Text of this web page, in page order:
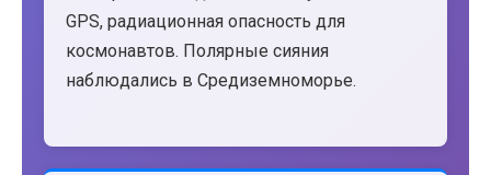
GPS, радиационная опасность для
космонавтов. Полярные сияния
наблюдались в Средиземноморье.